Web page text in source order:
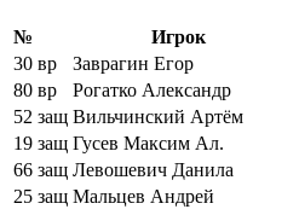
№
Игрок
30 вр
Заврагин Егор
80 вр
Рогатко Александр
52 защ Вильчинский Артём
19 защ Гусев Максим Ал.
66 защ Левошевич Данила
25 защ Мальцев Андрей